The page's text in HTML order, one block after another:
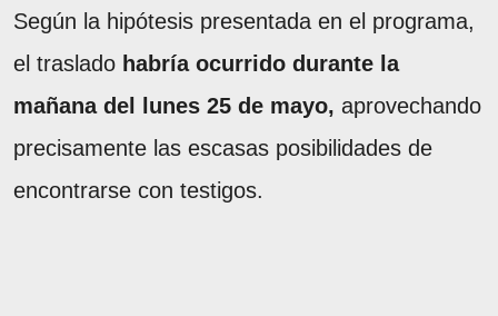
Según la hipótesis presentada en el programa,
el traslado habría ocurrido durante la
mañana del lunes 25 de mayo, aprovechando
precisamente las escasas posibilidades de
encontrarse con testigos.